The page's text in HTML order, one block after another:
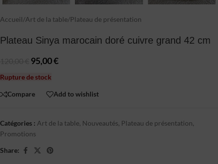
Accueil/Art de la table/Plateau de présentation
Plateau Sinya marocain doré cuivre grand 42 cm
95,00€
Rupture de stock
Compare Add to wishlist
Catégories : Art de la table, Nouveautés, Plateau de présentation,
Promotions
Share: